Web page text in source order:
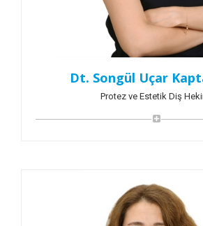
Dt. Songül Uçar
Protez ve Estetik Diş